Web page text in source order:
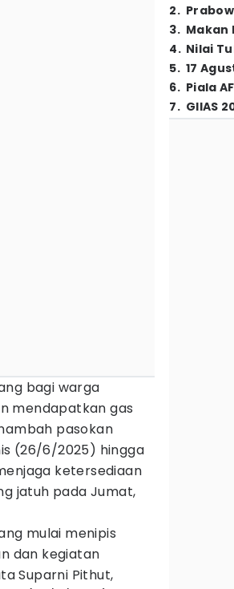
bagi warga
mendapatkan gas
pasokan
(26/6/2025) hingga
ketersediaan
jatuh pada Jumat,
mulai menipis
dan kegiatan
Suparni Pithut,
2.
3. Makan
4. Nilai
5. 17
6. Piala
7. GIIAS